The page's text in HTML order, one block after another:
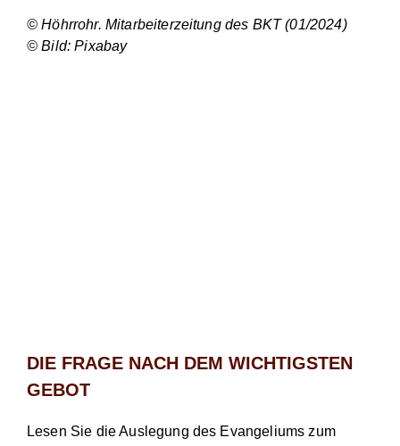
© Höhrrohr. Mitarbeiterzeitung des BKT (01/2024)
© Bild: Pixabay
DIE FRAGE NACH DEM WICHTIGSTEN
GEBOT
Lesen Sie die Auslegung des Evangeliums zum